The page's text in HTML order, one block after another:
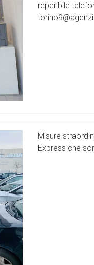
reperibile
Misure
Express che